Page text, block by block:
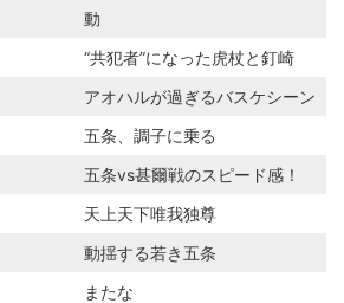
動
“共犯者”になった虎杖と釘崎
アオハルが過ぎるバスケシーン
五条、調子に乗る
五条vs甚爾戦のスピード感！
天上天下唯我独尊
動揺する若き五条
またな